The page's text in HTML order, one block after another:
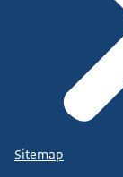
Sitemap